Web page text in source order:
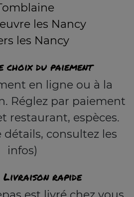
les Nancy
les Nancy
choix du paiement
en ligne ou à la
Réglez par paiement
restaurant, espèces.
consultez les
infos)
Livraison rapide